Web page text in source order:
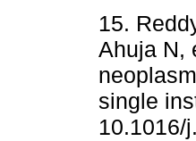
15.
Ahuja N,
single
10.1016/